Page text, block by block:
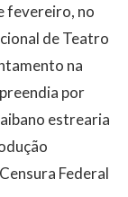
fevereiro, no
de Teatro
na
por
estrearia
Federal